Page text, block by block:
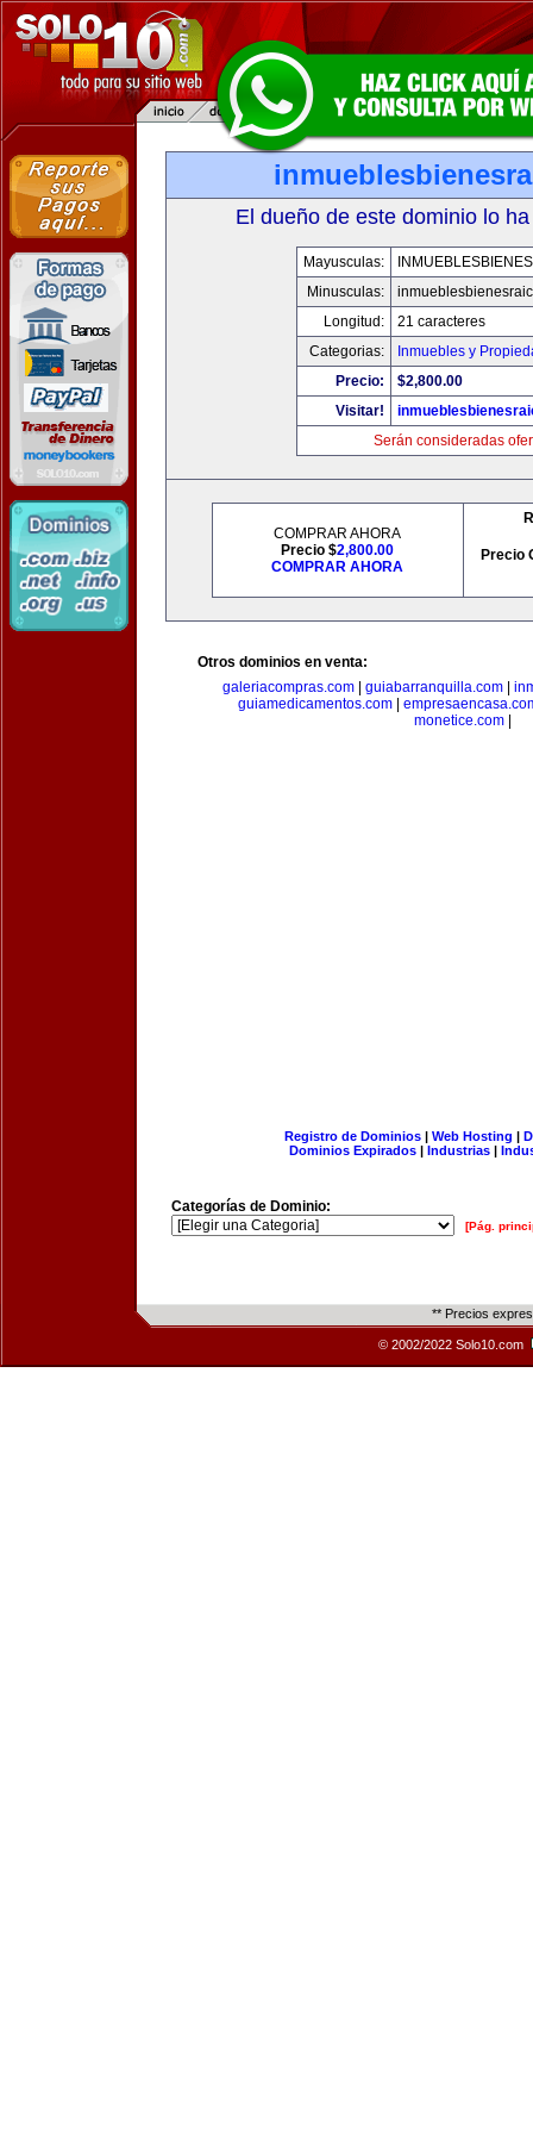
El dueño de este dominio lo
Mayusculas:
Minusculas:
Longitud:
21 caracteres
Categorias:
Inmuebles y
Precio:
$2,800.00
Visitar!
Serán consideradas
COMPRAR AHORA
Precio $2,800.00
COMPRAR AHORA
Precio
Otros dominios en venta:
galeriacompras.com
guiabarranquilla.com
guiamedicamentos.com|
monetice.com
Registro de Dominios| Web Hosting |
Dominios Expirados | Industrias |
Categorías de Dominio:
[Pág.
** Precios
© 2002/2022 Solo10.com